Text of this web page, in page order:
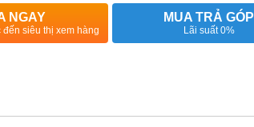
NGAY
siêu thị xem hàng
MUA TRẢ GÓP
Lãi suất 0%